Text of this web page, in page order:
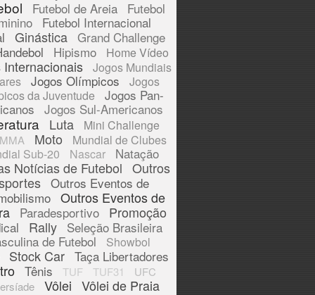
Futebol de Areia
Futebol
Futebol Internacional
Ginástica Grand Challenge
Hipismo Home Vídeo
Internacionais
Jogos Mundiais
Jogos Olímpicos
Jogos
da Juventude
Jogos Pan-
Jogos Sul-Americanos
Luta
Mini Challenge
MMA Moto
Mundial de Clubes
Sub-20
Nascar Natação
Notícias de Futebol Outros
Outros Eventos de
Outros Eventos de
Paradesportivo Promoção
Rally Seleção Brasileira
de Futebol
Showbol
Stock Car Taça Libertadores
Tênis TUF TUF31
UFC
Vôlei Vôlei de Praia